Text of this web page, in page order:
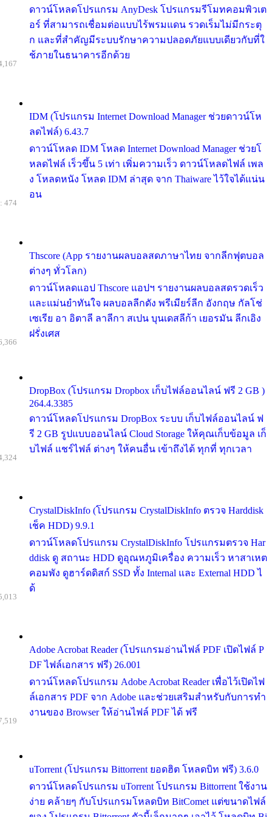
ดาวน์โหลดโปรแกรม AnyDesk โปรแกรมรีโมทคอมพิวเต
อร์ ที่สามารถเชื่อมต่อแบบไร้พรมแดน รวดเร็มไม่มีกระตุ
ก และที่สำคัญมีระบบรักษาความปลอดภัยแบบเดียวกับที่ใ
ช้ภายในธนาคารอีกด้วย
IDM (โปรแกรม Internet Download Manager ช่วยดาวน์โห
ลดไฟล์) 6.43.7
ดาวน์โหลด IDM โหลด Internet Download Manager ช่วยโ
หลดไฟล์ เร็วขึ้น 5 เท่า เพิ่มความเร็ว ดาวน์โหลดไฟล์ เพล
ง โหลดหนัง โหลด IDM ล่าสุด จาก Thaiware ไว้ใจได้แน่น
อน
Thscore (App รายงานผลบอลสดภาษาไทย จากลีกฟุตบอล
ต่างๆ ทั่วโลก)
ดาวน์โหลดแอป Thscore แอปฯ รายงานผลบอลสดรวดเร็ว
และแม่นยำทันใจ ผลบอลลีกดัง พรีเมียร์ลีก อังกฤษ กัลโช่
เซเรีย อา อิตาลี ลาลีกา สเปน บุนเดสลีก้า เยอรมัน ลีกเอิง
ฝรั่งเศส
474
DropBox (โปรแกรม Dropbox เก็บไฟล์ออนไลน์ ฟรี 2 GB )
264.4.3385
ดาวน์โหลดโปรแกรม DropBox ระบบ เก็บไฟล์ออนไลน์ ฟ
รี 2 GB รูปแบบออนไลน์ Cloud Storage ให้คุณเก็บข้อมูล เก็
บไฟล์ แชร์ไฟล์ ต่างๆ ให้คนอื่น เข้าถึงได้ ทุกที่ ทุกเวลา
CrystalDiskInfo (โปรแกรม CrystalDiskInfo ตรวจ Harddisk
เช็ค HDD) 9.9.1
ดาวน์โหลดโปรแกรม CrystalDiskInfo โปรแกรมตรวจ Har
ddisk ดู สถานะ HDD ดูอุณหภูมิเครื่อง ความเร็ว หาสาเหต
คอมพัง ดูฮาร์ดดิสก์ SSD ทั้ง Internal และ External HDD ไ
ด้
Adobe Acrobat Reader (โปรแกรมอ่านไฟล์ PDF เปิดไฟล์ P
DF ไฟล์เอกสาร ฟรี) 26.001
ดาวน์โหลดโปรแกรม Adobe Acrobat Reader เพื่อไว้เปิดไฟ
ล์เอกสาร PDF จาก Adobe และช่วยเสริมสำหรับกับการทำ
งานของ Browser ให้อ่านไฟล์ PDF ได้ ฟรี
uTorrent (โปรแกรม Bittorrent ยอดฮิต โหลดบิท ฟรี) 3.6.0
ดาวน์โหลดโปรแกรม uTorrent โปรแกรม Bittorrent ใช้งาน
ง่าย คล้ายๆ กับโปรแกรมโหลดบิท BitComet แต่ขนาดไฟล์